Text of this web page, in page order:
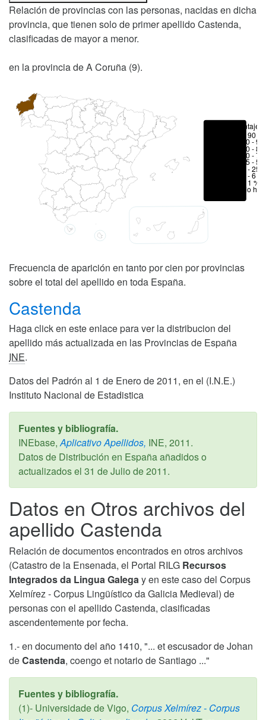
Relación de provincias con las personas, nacidas en dicha
provincia, que tienen solo de primer apellido Castenda,
clasificadas de mayor a menor.
en la provincia de A Coruña (9).
Porcentajes
> 90 %
80 -
70 -
50 -
25 -
6 - 25
1 - 6 %
< 1 %
No hay
Frecuencia de aparición en tanto por cien por provincias
sobre el total del apellido en toda España.
Castenda
Haga click en este enlace para ver la distribucion del
apellido más actualizada en las Provincias de España
INE.
Datos del Padrón al 1 de Enero de 2011, en el (I.N.E.)
Instituto Nacional de Estadistica
Fuentes y bibliografía.
INEbase, Aplicativo Apellidos, INE, 2011.
Datos de Distribución en España añadidos o
actualizados el 31 de Julio de 2011.
Datos en Otros archivos del
apellido Castenda
Relación de documentos encontrados en otros archivos
(Catastro de la Ensenada, el Portal RILG Recursos
Integrados da Lingua Galega y en este caso del Corpus
Xelmírez - Corpus Lingüístico da Galicia Medieval) de
personas con el apellido Castenda, clasificadas
ascendentemente por fecha.
1.- en documento del año 1410, "... et escusador de Johan
deCastenda, coengo et notario de Santiago ..."
Fuentes y bibliografía.
(1)- Universidade de Vigo, Corpus Xelmírez - Corpus